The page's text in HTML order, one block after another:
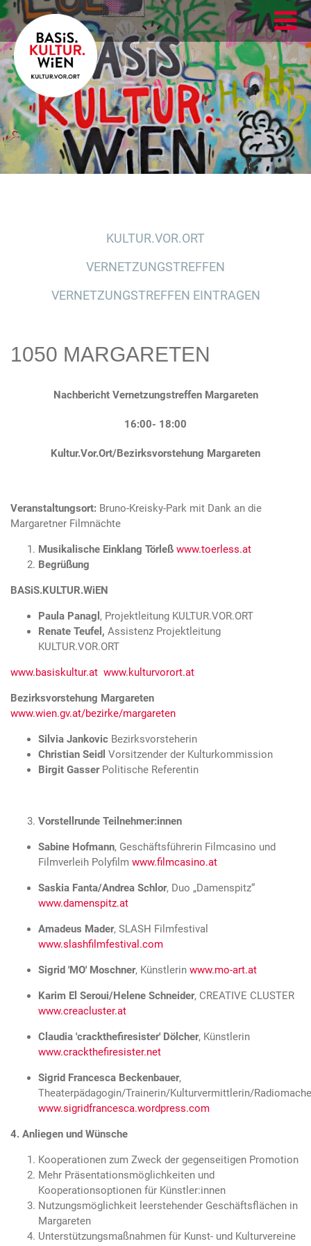
KULTUR.VOR.ORT
VERNETZUNGSTREFFEN
VERNETZUNGSTREFFEN EINTRAGEN
1050 MARGARETEN
Nachbericht Vernetzungstreffen Margareten
16:00- 18:00
Kultur.Vor.Ort/Bezirksvorstehung Margareten
Veranstaltungsort: Bruno-Kreisky-Park mit Dank an die
Margaretner Filmnächte
Musikalische Einklang Törleß www.toerless.at
Begrüßung
BASiS.KULTUR.WiEN
Paula Panagl , Projektleitung KULTUR.VOR.ORT
Renate Teufel, Assistenz Projektleitung
KULTUR.VOR.ORT
www.basiskultur.at www.kulturvorort.at
Bezirksvorstehung Margareten
www.wien.gv.at/bezirke/margareten
Silvia Jankovic Bezirksvorsteherin
Christian Seidl Vorsitzender der Kulturkommission
Birgit Gasser Politische Referentin
Vorstellrunde Teilnehmer:innen
Sabine Hofmann, Geschäftsführerin Filmcasino und
Filmverleih Polyfilm www.filmcasino.at
Saskia Fanta/Andrea Schlor, Duo „Damenspitz“
www.damenspitz.at
Amadeus Mader, SLASH Filmfestival
www.slashfilmfestival.com
Sigrid 'MO' Moschner, Künstlerin www.mo-art.at
Karim El Seroui/Helene Schneider, CREATIVE CLUSTER
www.creacluster.at
Claudia 'crackthefiresister' Dölcher, Künstlerin
www.crackthefiresister.net
Sigrid Francesca Beckenbauer,
Theaterpädagogin/Trainerin/Kulturvermittlerin/
www.sigridfrancesca.wordpress.com
4. Anliegen und Wünsche
Kooperationen zum Zweck der gegenseitigen Promotion
Mehr Präsentationsmöglichkeiten und
Kooperationsoptionen für Künstler:innen
Nutzungsmöglichkeit leerstehender Geschäftsflächen in
Margareten
Unterstützungsmaßnahmen für Kunst- und Kulturvereine